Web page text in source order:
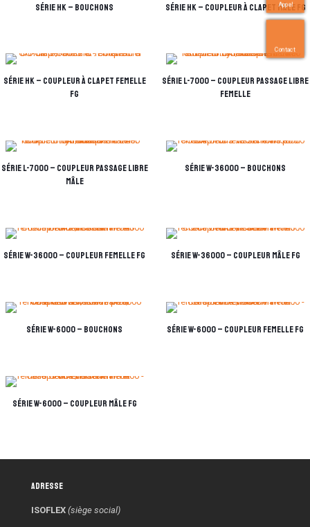
Série HK – Bouchons Série HK – Coupleur à clapet mâle FG
Série HK – Coupleur à clapet femelle
FG
Série L-7000 – Coupleur Passage Libre
femelle
Série L-7000 – Coupleur Passage Libre
mâle
Série W-36000 – Bouchons
Série W-36000 – Coupleur femelle FG Série W-36000 – Coupleur mâle FG
Série W-6000 – Bouchons Série W-6000 – Coupleur femelle FG
Série W-6000 – Coupleur mâle FG
Adresse
ISOFLEX (siège social)
Appel
Contact